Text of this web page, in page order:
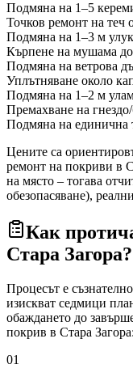
Подмяна на 1–5
Точков ремонт на теч
Подмяна на 1–3 м улук
Кърпене на мушама
Подмяна на ветрова
Уплътняване около
Подмяна на 1–2 м
Премахване на
Подмяна на единична
Цените са
ремонт на покриви в
на място – тогава
обезопасяване),
Как
Стара Загора?
Процесът е
изискват седмици
обаждането до
покрив в Стара Загора:
01